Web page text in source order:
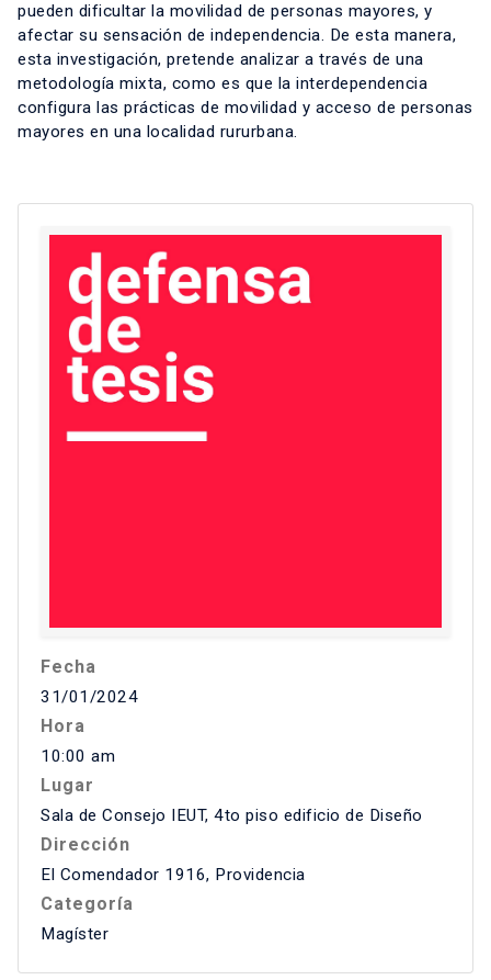
pueden dificultar la movilidad de personas mayores, y
afectar su sensación de independencia. De esta manera,
esta investigación, pretende analizar a través de una
metodología mixta, como es que la interdependencia
configura las prácticas de movilidad y acceso de personas
mayores en una localidad rururbana.
Fecha
31/01/2024
Hora
10:00 am
Lugar
Sala de Consejo IEUT, 4to piso edificio de Diseño
Dirección
El Comendador 1916, Providencia
Categoría
Magíster